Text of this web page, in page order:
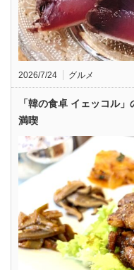
2026/7/24 グルメ
「韓の食卓 イェッコル
満喫